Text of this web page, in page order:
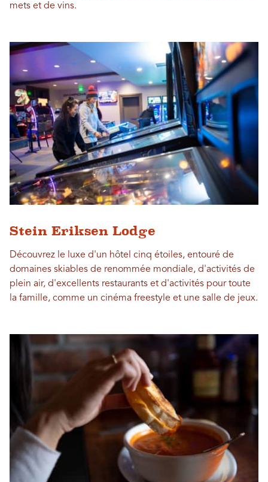
mets et de vins.
Stein Eriksen Lodge
Découvrez le luxe d'un hôtel cinq étoiles, entouré de
domaines skiables de renommée mondiale, d'activités de
plein air, d'excellents restaurants et d'activités pour toute
la famille, comme un cinéma freestyle et une salle de jeux.